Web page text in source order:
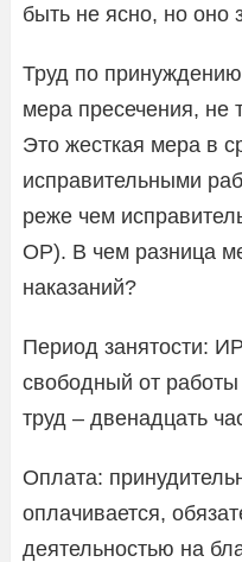
быть не ясно, но оно
Труд по
мера пресечения, не
Это жесткая мера в
исправительными
реже чем
ОР). В чем разница
наказаний?
Период занятости:
свободный от
труд – двенадцать
Оплата:
оплачивается,
деятельностью на